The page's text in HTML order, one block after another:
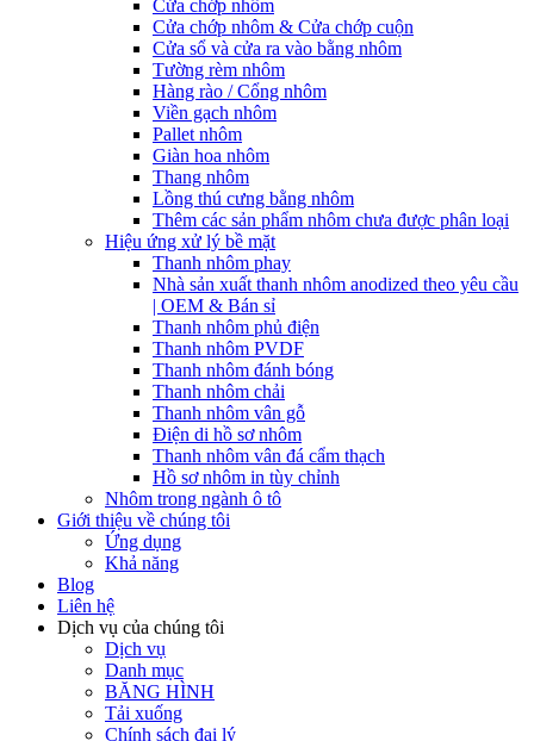
Cửa chớp nhôm
Cửa chớp nhôm & Cửa chớp cuộn
Cửa sổ và cửa ra vào bằng nhôm
Tường rèm nhôm
Hàng rào / Cổng nhôm
Viền gạch nhôm
Pallet nhôm
Giàn hoa nhôm
Thang nhôm
Lồng thú cưng bằng nhôm
Thêm các sản phẩm nhôm chưa được phân loại
Hiệu ứng xử lý bề mặt
Thanh nhôm phay
Nhà sản xuất thanh nhôm anodized theo yêu cầu
| OEM & Bán sỉ
Thanh nhôm phủ điện
Thanh nhôm PVDF
Thanh nhôm đánh bóng
Thanh nhôm chải
Thanh nhôm vân gỗ
Điện di hồ sơ nhôm
Thanh nhôm vân đá cẩm thạch
Hồ sơ nhôm in tùy chỉnh
Nhôm trong ngành ô tô
Giới thiệu về chúng tôi
Ứng dụng
Khả năng
Blog
Liên hệ
Dịch vụ của chúng tôi
Dịch vụ
Danh mục
BĂNG HÌNH
Tải xuống
Chính sách đại lý